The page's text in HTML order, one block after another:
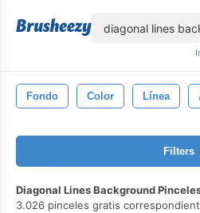
Fondo Color Línea
Filters
Diagonal Lines Background
3.026 pinceles gratis